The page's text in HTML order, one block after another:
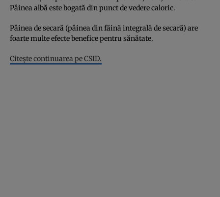
Pâinea albă este bogată din punct de vedere caloric.
Pâinea de secară (pâinea din făină integrală de secară) are
foarte multe efecte benefice pentru sănătate.
Citeşte continuarea pe CSID.